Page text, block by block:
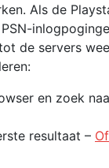
Als de
de servers
en zoek
resultaat –